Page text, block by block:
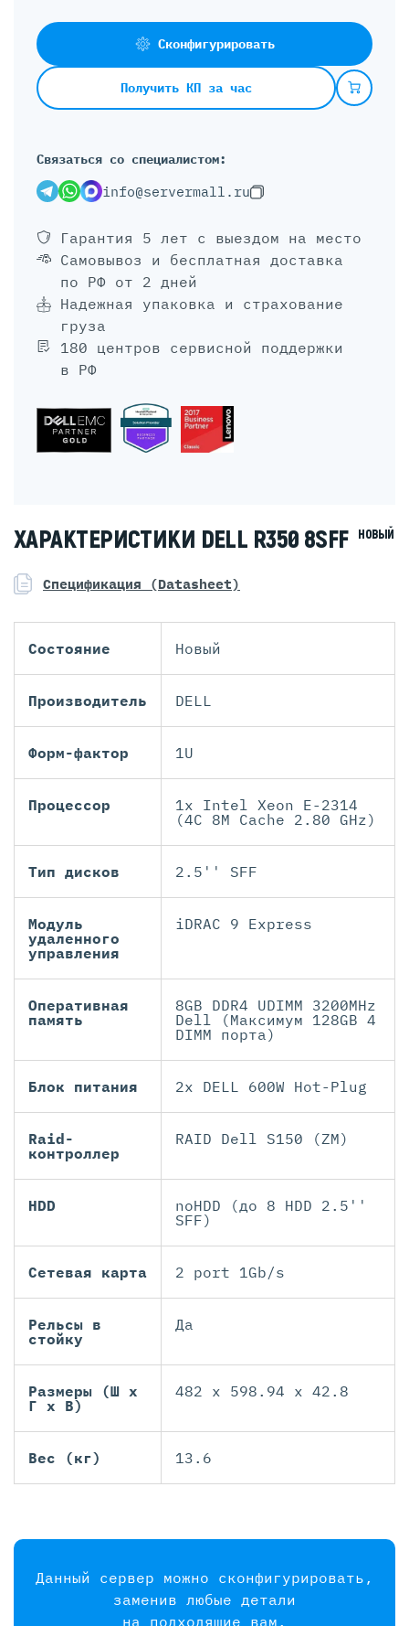
Сконфигурировать
Получить КП за час
Связаться со специалистом:
info@servermall.ru
Гарантия 5 лет с выездом на место
Самовывоз и бесплатная доставка
по РФ от 2 дней
Надежная упаковка и страхование
груза
180 центров сервисной поддержки
в РФ
ХАРАКТЕРИСТИКИ DELL R350 8SFF НОВЫЙ
Спецификация (Datasheet)
Состояние Новый
Производитель DELL
Форм-фактор 1U
Процессор
1x Intel Xeon E-2314
(4C 8M Cache 2.80 GHz)
Тип дисков 2.5'' SFF
Модуль
удаленного
управления
iDRAC 9 Express
Оперативная
память
8GB DDR4 UDIMM 3200MHz
Dell (Максимум 128GB 4
DIMM порта)
Блок питания 2x DELL 600W Hot-Plug
Raid-
контроллер
RAID Dell S150 (ZM)
HDD
noHDD (до 8 HDD 2.5''
SFF)
Сетевая карта 2 port 1Gb/s
Рельсы в
стойку
Да
Размеры (Ш х
Г х В)
482 x 598.94 x 42.8
Вес (кг) 13.6
Данный сервер можно сконфигурировать,
заменив любые детали
на подходящие вам.